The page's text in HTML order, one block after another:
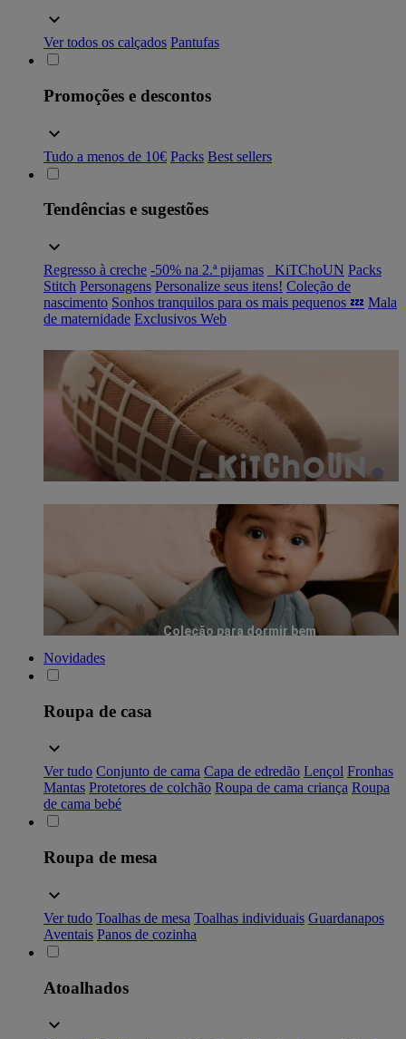
Ver todos os calçados Pantufas
Promoções e descontos
Tudo a menos de 10€ Packs Best sellers
Tendências e sugestões
Regresso à creche -50% na 2.ª pijamas _KiTChoUN Packs
Stitch Personagens Personalize seus itens! Coleção de
nascimento Sonhos tranquilos para os mais pequenos 💤 Mala
de maternidade Exclusivos Web
Coleção para dormir bem
Novidades
Roupa de casa
Ver tudo Conjunto de cama Capa de edredão Lençol Fronhas
Mantas Protetores de colchão Roupa de cama criança Roupa
de cama bebé
Roupa de mesa
Ver tudo Toalhas de mesa Toalhas individuais Guardanapos
Aventais Panos de cozinha
Atoalhados